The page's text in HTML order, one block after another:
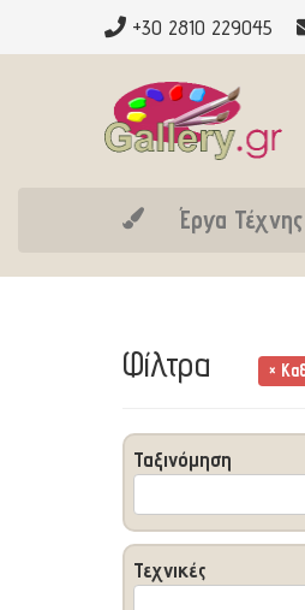
+30 2810 229045
Έργα Τέχνης
Φίλτρα ×
Ταξινόμηση
Τεχνικές